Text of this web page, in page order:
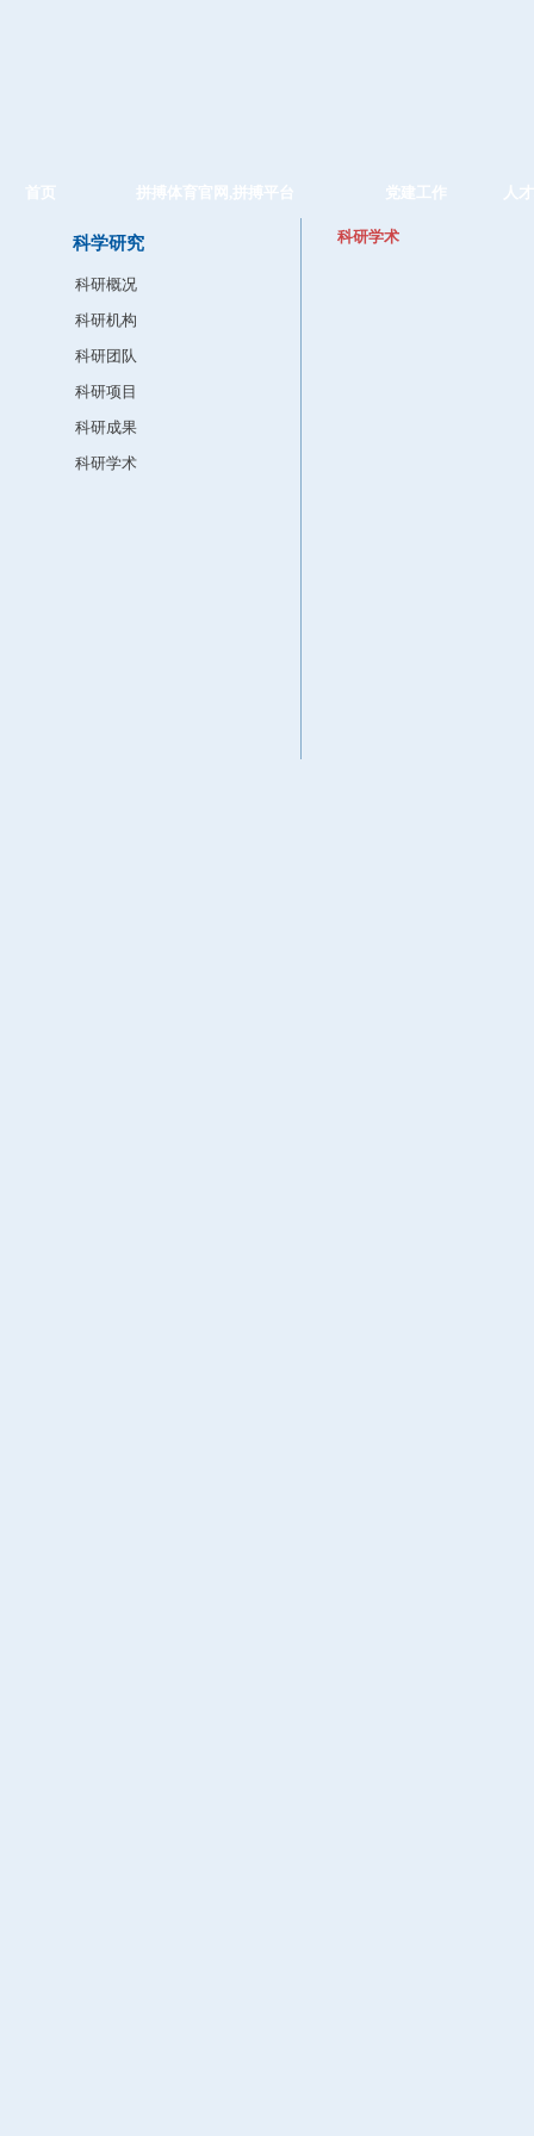
首页 拼搏体育官网,拼搏平台 党建工作 人
科学研究
科研概况
科研机构
科研团队
科研项目
科研成果
科研学术
科研学术